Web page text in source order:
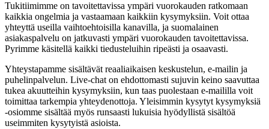
Tukitiimimme on tavoitettavissa ympäri vuorokauden ratkomaan
kaikkia ongelmia ja vastaamaan kaikkiin kysymyksiin. Voit ottaa
yhteyttä useilla vaihtoehtoisilla kanavilla, ja suomalainen
asiakaspalvelu on jatkuvasti ympäri vuorokauden tavoitettavissa.
Pyrimme käsitellä kaikki tiedusteluihin ripeästi ja osaavasti.
Yhteystapamme sisältävät reaaliaikaisen keskustelun, e-mailin ja
puhelinpalvelun. Live-chat on ehdottomasti sujuvin keino saavuttaa
tukea akuutteihin kysymyksiin, kun taas puolestaan e-maililla voit
toimittaa tarkempia yhteydenottoja. Yleisimmin kysytyt kysymyksiä
-osiomme sisältää myös runsaasti lukuisia hyödyllistä sisältöä
useimmiten kysytyistä asioista.